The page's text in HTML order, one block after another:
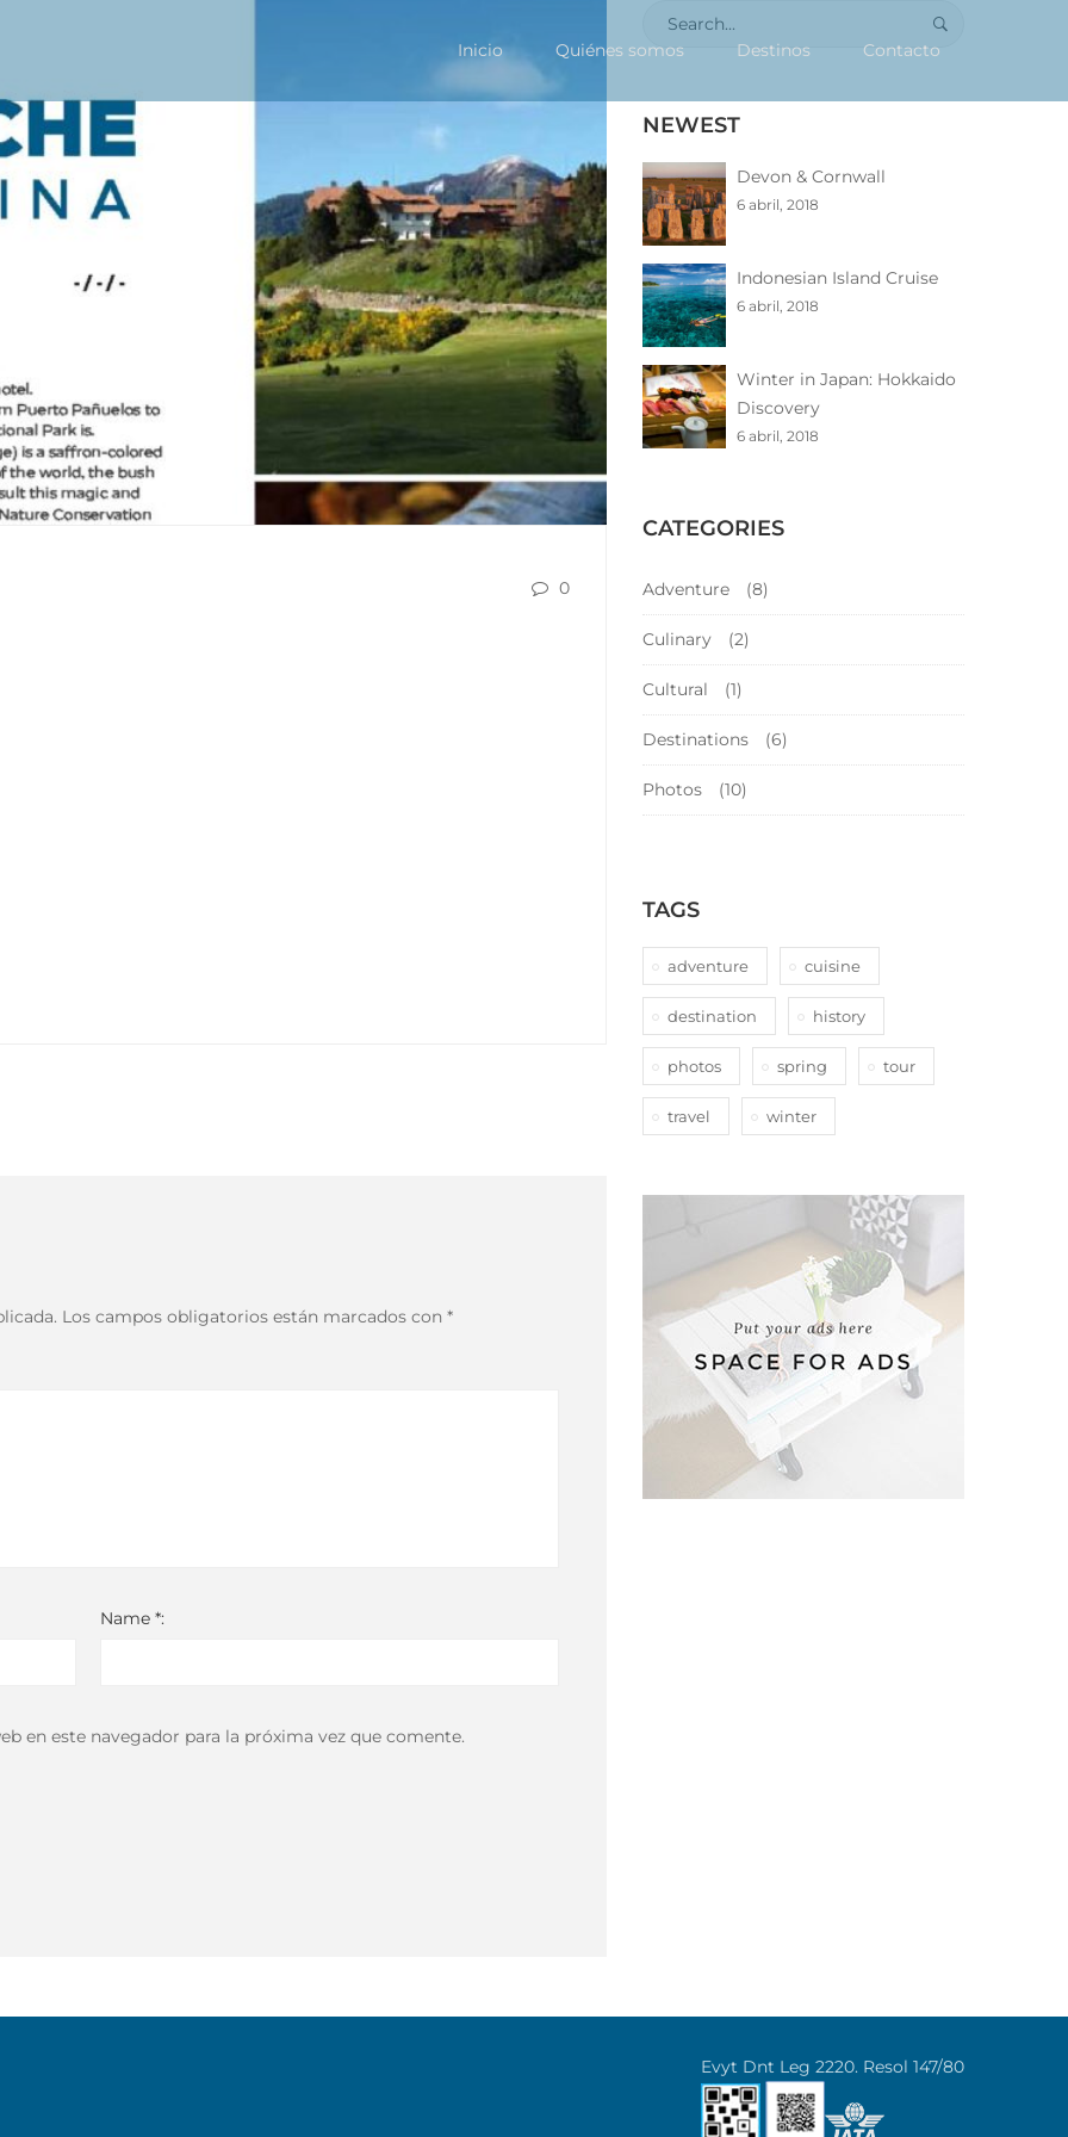
Primary
Menu
Inicio Quiénes somos Destinos Contacto
0
Los campos obligatorios están marcados con *
Name *:
en este navegador para la próxima vez que comente.
Search
for:
NEWEST
Devon & Cornwall
6 abril, 2018
Indonesian Island Cruise
6 abril, 2018
Winter in Japan: Hokkaido
Discovery
6 abril, 2018
CATEGORIES
Adventure (8)
Culinary (2)
Cultural (1)
Destinations (6)
Photos (10)
TAGS
adventure cuisine
destination history
photos spring tour
travel winter
Evyt Dnt Leg 2220. Resol 147/80